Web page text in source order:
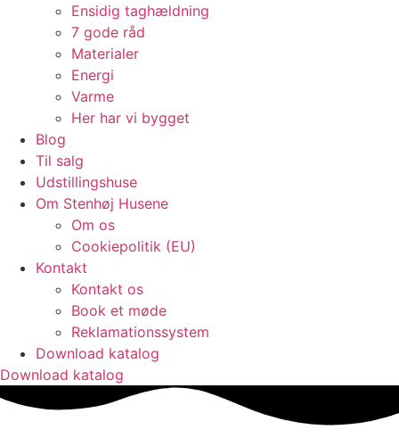
Ensidig taghældning
7 gode råd
Materialer
Energi
Varme
Her har vi bygget
Blog
Til salg
Udstillingshuse
Om Stenhøj Husene
Om os
Cookiepolitik (EU)
Kontakt
Kontakt os
Book et møde
Reklamationssystem
Download katalog
Download katalog